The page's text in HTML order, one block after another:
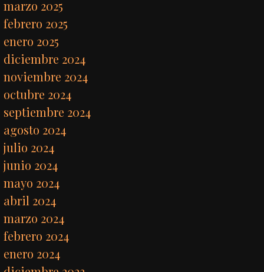
marzo 2025
febrero 2025
enero 2025
diciembre 2024
noviembre 2024
octubre 2024
septiembre 2024
agosto 2024
julio 2024
junio 2024
mayo 2024
abril 2024
marzo 2024
febrero 2024
enero 2024